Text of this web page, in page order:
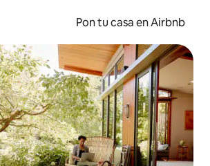
Pon tu casa en Airbnb